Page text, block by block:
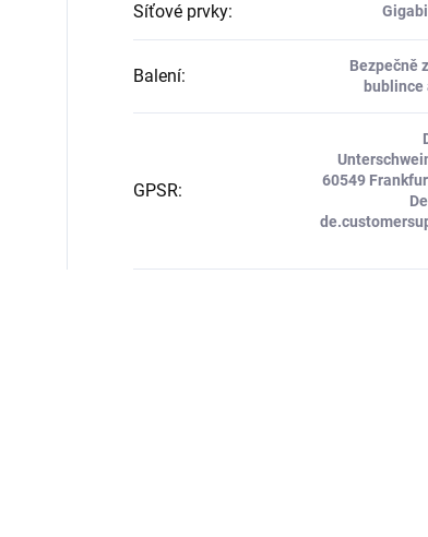
Síťové prvky:
Balení:
Bezpečně
bublince
GPSR:
60549